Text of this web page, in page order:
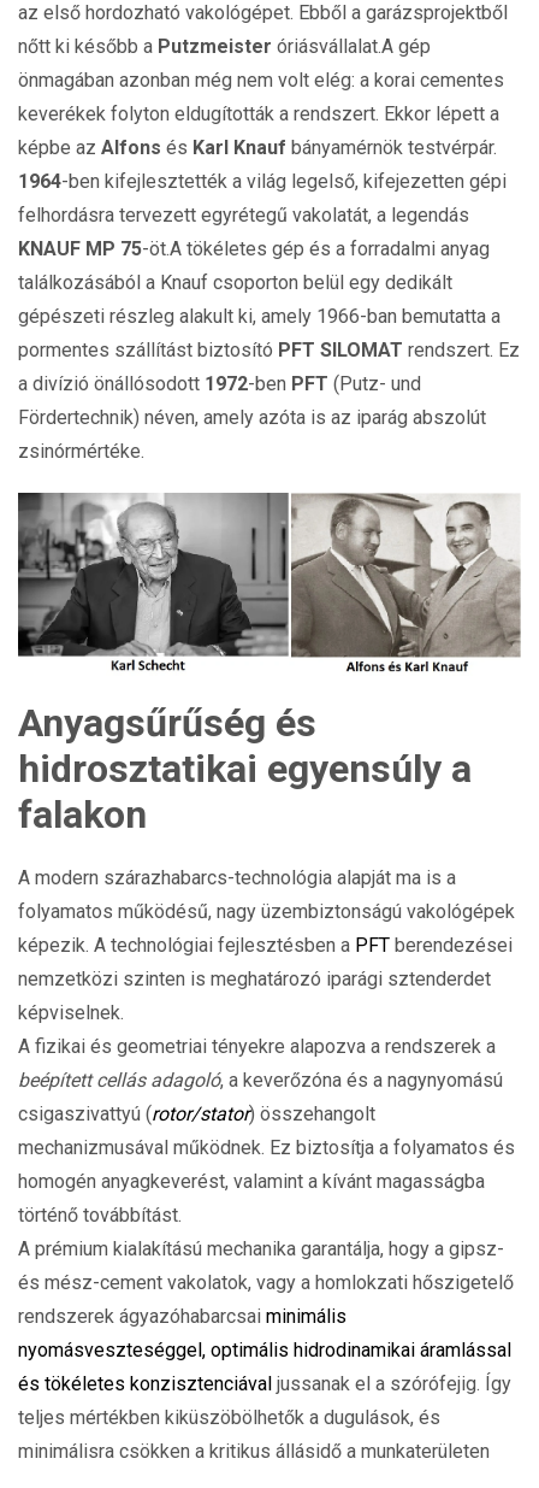
az első hordozható vakológépet. Ebből a garázsprojektből
nőtt ki később a Putzmeister óriásvállalat.A gép
önmagában azonban még nem volt elég: a korai cementes
keverékek folyton eldugították a rendszert. Ekkor lépett a
képbe az Alfons és Karl Knauf bányamérnök testvérpár.
1964-ben kifejlesztették a világ legelső, kifejezetten gépi
felhordásra tervezett egyrétegű vakolatát, a legendás
KNAUF MP 75-öt.A tökéletes gép és a forradalmi anyag
találkozásából a Knauf csoporton belül egy dedikált
gépészeti részleg alakult ki, amely 1966-ban bemutatta a
pormentes szállítást biztosító PFT SILOMAT rendszert. Ez
a divízió önállósodott 1972-ben PFT (Putz- und
Fördertechnik) néven, amely azóta is az iparág abszolút
zsinórmértéke.
Anyagsűrűség és
hidrosztatikai egyensúly a
falakon
A modern szárazhabarcs-technológia alapját ma is a
folyamatos működésű, nagy üzembiztonságú vakológépek
képezik. A technológiai fejlesztésben a PFT berendezései
nemzetközi szinten is meghatározó iparági sztenderdet
képviselnek.
A fizikai és geometriai tényekre alapozva a rendszerek a
beépített cellás adagoló, a keverőzóna és a nagynyomású
csigaszivattyú (rotor/stator) összehangolt
mechanizmusával működnek. Ez biztosítja a folyamatos és
homogén anyagkeverést, valamint a kívánt magasságba
történő továbbítást.
A prémium kialakítású mechanika garantálja, hogy a gipsz-
és mész-cement vakolatok, vagy a homlokzati hőszigetelő
rendszerek ágyazóhabarcsai minimális
nyomásveszteséggel, optimális hidrodinamikai áramlással
és tökéletes konzisztenciával jussanak el a szórófejig. Így
teljes mértékben kiküszöbölhetők a dugulások, és
minimálisra csökken a kritikus állásidő a munkaterületen